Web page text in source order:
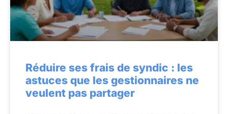
Réduire ses frais de syndic : les
astuces que les gestionnaires ne
veulent pas partager